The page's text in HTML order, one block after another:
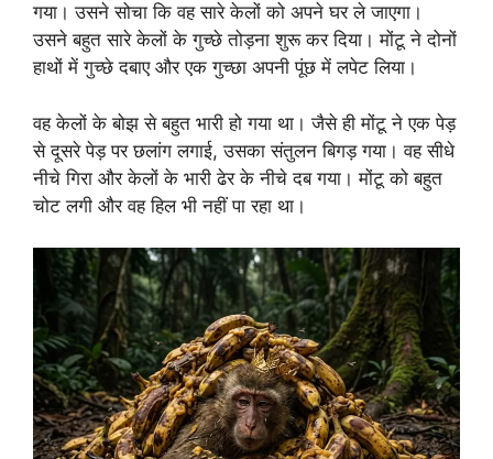
गया। उसने सोचा कि वह सारे केलों को अपने घर ले जाएगा।
उसने बहुत सारे केलों के गुच्छे तोड़ना शुरू कर दिया। मोंटू ने दोनों
हाथों में गुच्छे दबाए और एक गुच्छा अपनी पूंछ में लपेट लिया।
वह केलों के बोझ से बहुत भारी हो गया था। जैसे ही मोंटू ने एक पेड़
से दूसरे पेड़ पर छलांग लगाई, उसका संतुलन बिगड़ गया। वह सीधे
नीचे गिरा और केलों के भारी ढेर के नीचे दब गया। मोंटू को बहुत
चोट लगी और वह हिल भी नहीं पा रहा था।